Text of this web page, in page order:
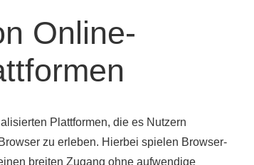
Online-
Plattformen, die es Nutzern
zu erleben. Hierbei spielen Browser-
breiten Zugang ohne aufwendige